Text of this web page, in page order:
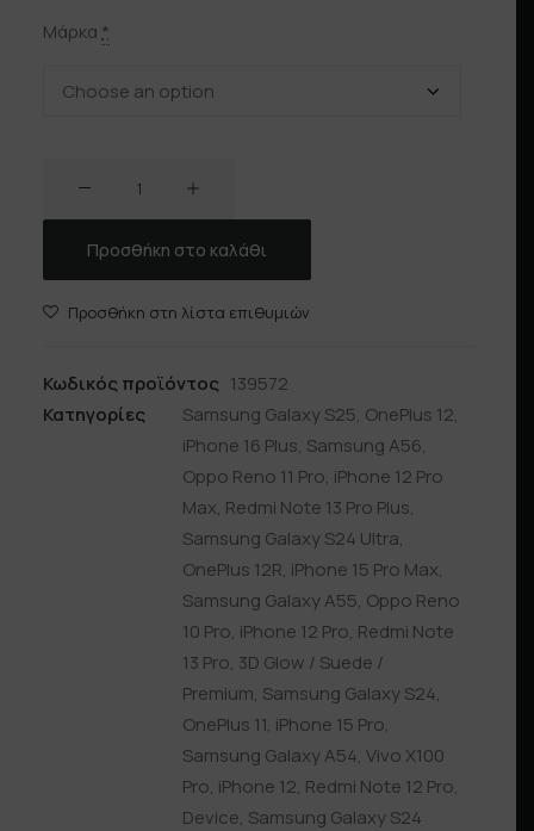
Μάρκα *
Προσθήκη στο καλάθι
Προσθήκη στη λίστα επιθυμιών
Κωδικός προϊόντος 139572
Κατηγορίες
Samsung Galaxy S25, OnePlus 12,
iPhone 16 Plus, Samsung A56,
Oppo Reno 11 Pro, iPhone 12 Pro
Max, Redmi Note 13 Pro Plus,
Samsung Galaxy S24 Ultra,
OnePlus 12R, iPhone 15 Pro Max,
Samsung Galaxy A55, Oppo Reno
10 Pro, iPhone 12 Pro, Redmi Note
13 Pro, 3D Glow / Suede /
Premium, Samsung Galaxy S24,
OnePlus 11, iPhone 15 Pro,
Samsung Galaxy A54, Vivo X100
Pro, iPhone 12, Redmi Note 12 Pro,
Device, Samsung Galaxy S24